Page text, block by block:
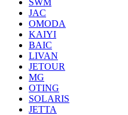
SWM
JAC
OMODA
KAIYI
BAIC
LIVAN
JETOUR
MG
OTING
SOLARIS
JETTA